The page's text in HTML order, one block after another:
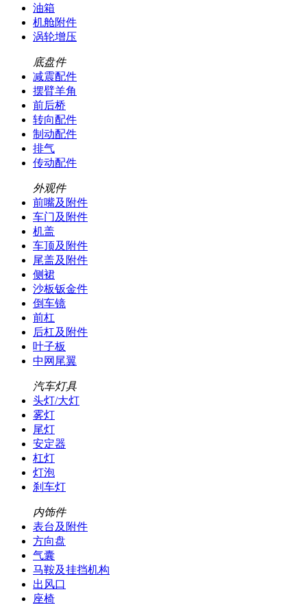
油箱
机舱附件
涡轮增压
底盘件
减震配件
摆臂羊角
前后桥
转向配件
制动配件
排气
传动配件
外观件
前嘴及附件
车门及附件
机盖
车顶及附件
尾盖及附件
侧裙
沙板钣金件
倒车镜
前杠
后杠及附件
叶子板
中网尾翼
汽车灯具
头灯/大灯
雾灯
尾灯
安定器
杠灯
灯泡
刹车灯
内饰件
表台及附件
方向盘
气囊
马鞍及挂挡机构
出风口
座椅